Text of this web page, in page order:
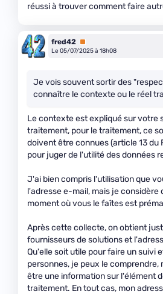
réussi à trouver comment faire
fred42 Premium
Le 05/07/2025 à 18h08
Je vois souvent sortir des
connaître le contexte ou le réel
Le contexte est expliqué sur votre
traitement, pour le traitement, ce
doivent être connues (article 13 du
pour juger de l'utilité des données
J'ai bien compris l'utilisation que
l'adresse e-mail, mais je considère
moment où vous le faîtes est
Après cette collecte, on obtient
fournisseurs de solutions et
Qu'elle soit utile pour faire un suivi
personnes, je peux le comprendre,
être une information sur l'élément
traitement. En tout cas, mon